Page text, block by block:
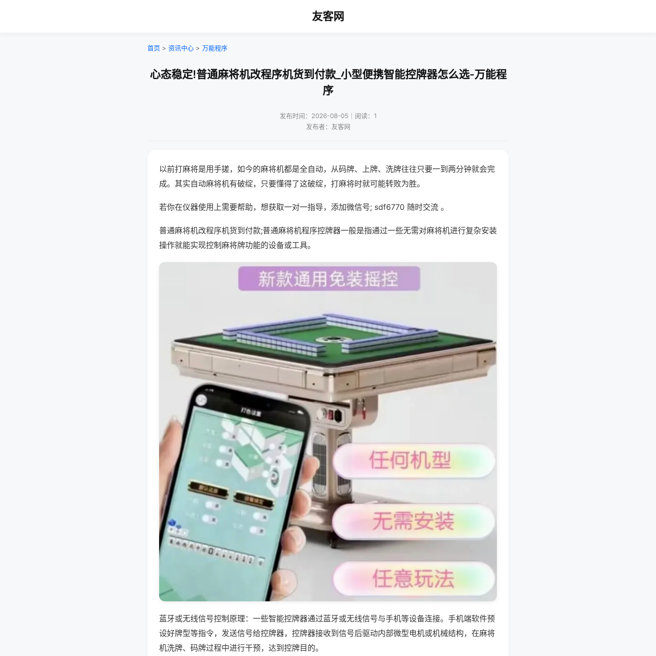
友客网
首页 > 资讯中心 > 万能程序
心态稳定!普通麻将机改程序机货到付款_小型便携智能控牌器怎么选-万能程
序
发布时间：2026-08-05｜阅读：1
发布者：友客网
以前打麻将是用手搓，如今的麻将机都是全自动，从码牌、上牌、洗牌往往只要一到两分钟就会完
成。其实自动麻将机有破绽，只要懂得了这破绽，打麻将时就可能转败为胜。
若你在仪器使用上需要帮助，想获取一对一指导，添加微信号; sdf6770 随时交流 。
普通麻将机改程序机货到付款;普通麻将机程序控牌器一般是指通过一些无需对麻将机进行复杂安装
操作就能实现控制麻将牌功能的设备或工具。
蓝牙或无线信号控制原理：一些智能控牌器通过蓝牙或无线信号与手机等设备连接。手机端软件预
设好牌型等指令，发送信号给控牌器，控牌器接收到信号后驱动内部微型电机或机械结构，在麻将
机洗牌、码牌过程中进行干预，达到控牌目的。